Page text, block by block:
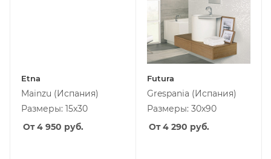
Etna
Mainzu (Испания)
Размеры: 15x30
От 4 950 руб.
Futura
Grespania (Испания)
Размеры: 30x90
От 4 290 руб.